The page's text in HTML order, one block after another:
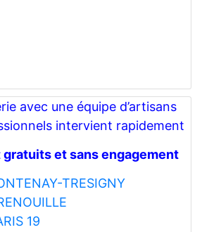
avec une équipe d’artisans
intervient rapidement
gratuits et sans engagement
TRESIGNY
19